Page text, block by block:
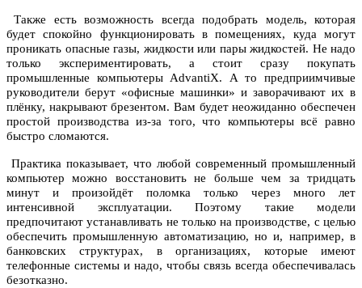
Также есть возможность всегда подобрать модель, которая
будет спокойно функционировать в помещениях, куда могут
проникать опасные газы, жидкости или пары жидкостей. Не надо
только экспериментировать, а стоит сразу покупать
промышленные компьютеры AdvantiX. А то предприимчивые
руководители берут «офисные машинки» и заворачивают их в
плёнку, накрывают брезентом. Вам будет неожиданно обеспечен
простой производства из-за того, что компьютеры всё равно
быстро сломаются.
Практика показывает, что любой современный промышленный
компьютер можно восстановить не больше чем за тридцать
минут и произойдёт поломка только через много лет
интенсивной эксплуатации. Поэтому такие модели
предпочитают устанавливать не только на производстве, с целью
обеспечить промышленную автоматизацию, но и, например, в
банковских структурах, в организациях, которые имеют
телефонные системы и надо, чтобы связь всегда обеспечивалась
безотказно.